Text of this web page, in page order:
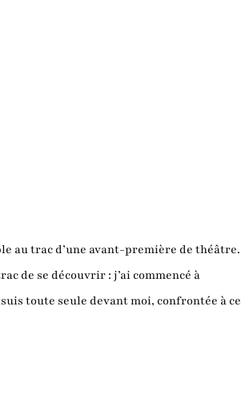
au trac d’une avant-première de théâtre.
de se découvrir : j’ai commencé à
toute seule devant moi, confrontée à ce